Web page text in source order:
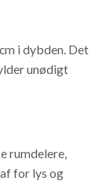
i dybden. Det
unødigt
rumdelere,
for lys og